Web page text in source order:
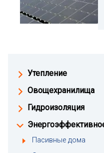
Утепление
Овощехранилища
Гидроизоляция
Пасивные дома